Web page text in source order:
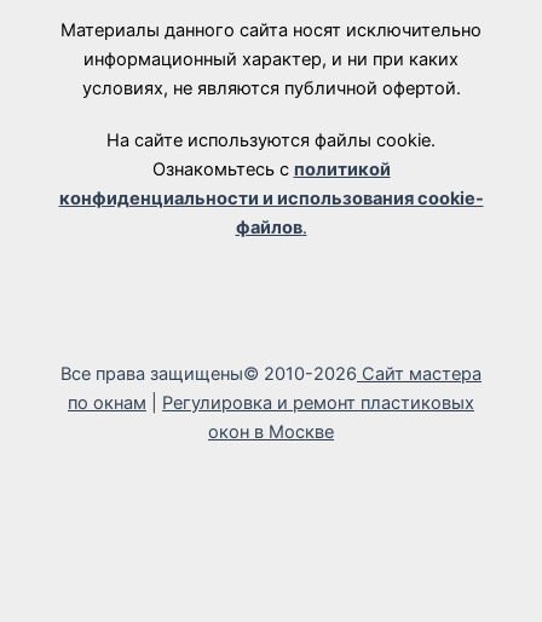
Материалы данного сайта носят исключительно
информационный характер, и ни при каких
условиях, не являются публичной офертой.
На сайте используются файлы cookie.
Ознакомьтесь с политикой
конфиденциальности и использования cookie-
файлов.
Все права защищены© 2010-2026 Сайт мастера
по окнам
Регулировка и ремонт пластиковых
окон в Москве